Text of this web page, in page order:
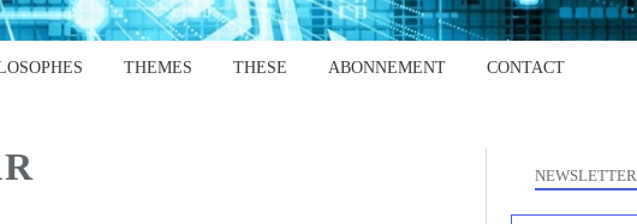
THEMES THESE ABONNEMENT CONTACT
NEWSLETTER